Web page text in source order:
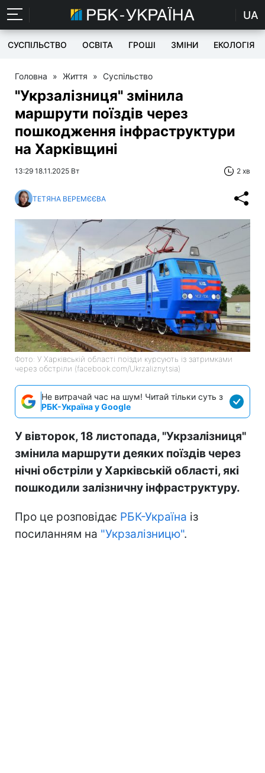
UA
СУСПІЛЬСТВО ОСВІТА ГРОШІ ЗМІНИ ЕКОЛОГІЯ
Головна » Життя » Суспільство
"Укрзалізниця" змінила
маршрути поїздів через
пошкодження інфраструктури
на Харківщині
13:29 18.11.2025 Вт 2 хв
ТЕТЯНА ВЕРЕМЄЄВА
Фото: У Харківській області поїзди курсують із затримками
через обстріли (facebook.com/Ukrzaliznytsia)
Не витрачай час на шум! Читай тільки суть з
РБК-Україна у Google
У вівторок, 18 листопада, "Укрзалізниця"
змінила маршрути деяких поїздів через
нічні обстріли у Харківській області, які
пошкодили залізничну інфраструктуру.
Про це розповідає РБК-Україна із
посиланням на "Укрзалізницю".